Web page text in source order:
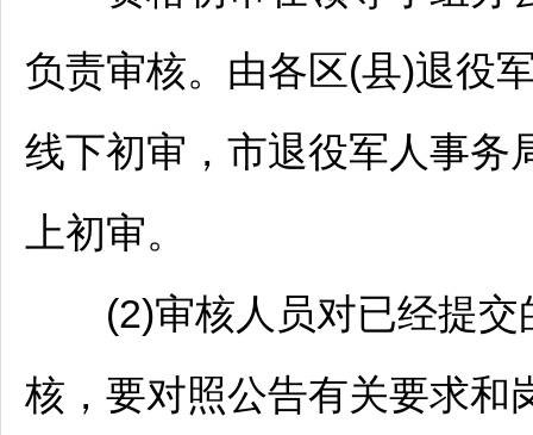
负责审核。由各区(县)退役
线下初审，市退役军人事务
上初审。
(2)审核人员对已经提交
核，要对照公告有关要求和